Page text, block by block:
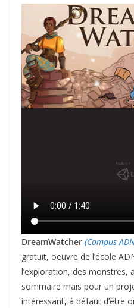
DreamWatcher (Campus
gratuit, oeuvre de l’école
l’exploration, des monstres,
sommaire mais pour un
intéressant, à défaut d’être